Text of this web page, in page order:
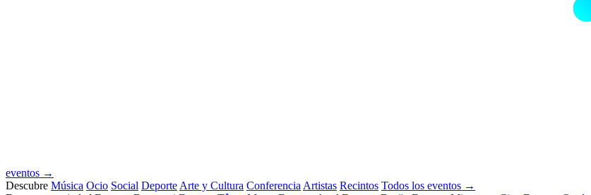
eventos →
Descubre Música Ocio Social Deporte Arte y Cultura Conferencia Artistas Recintos Todos los eventos →